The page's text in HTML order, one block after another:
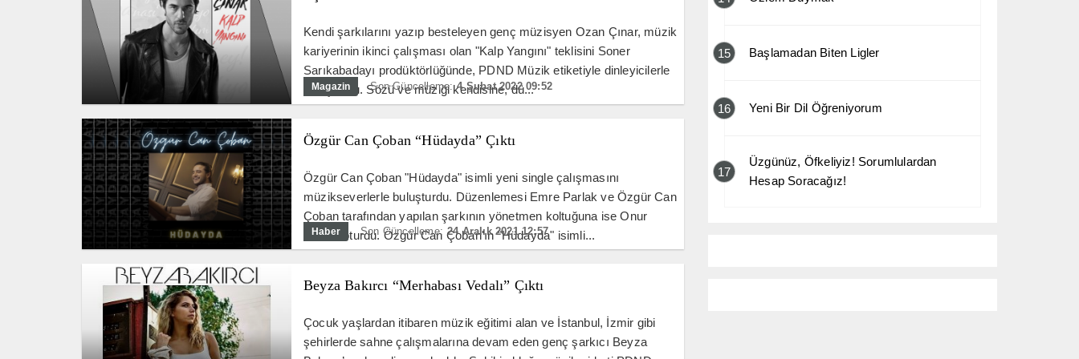
Kendi şarkılarını yazıp besteleyen genç müzisyen Ozan Çınar, müzik
kariyerinin ikinci çalışması olan "Kalp Yangını" teklisini Soner
Sarıkabadayı prodüktörlüğünde, PDND Müzik etiketiyle dinleyicilerle
buluşturdu. Sözü ve müziği kendisine, dü...
Magazin Son Güncelleme: 4 Şubat 2022 09:52
Özgür Can Çoban “Hüdayda” Çıktı
Özgür Can Çoban "Hüdayda" isimli yeni single çalışmasını
müzikseverlerle buluşturdu. Düzenlemesi Emre Parlak ve Özgür Can
Çoban tarafından yapılan şarkının yönetmen koltuğuna ise Onur
Özcan oturdu. Özgür Can Çoban'ın "Hüdayda" isimli...
Haber Son Güncelleme: 24 Aralık 2021 12:57
Beyza Bakırcı “Merhabası Vedalı” Çıktı
Çocuk yaşlardan itibaren müzik eğitimi alan ve İstanbul, İzmir gibi
şehirlerde sahne çalışmalarına devam eden genç şarkıcı Beyza
15 Başlamadan Biten Ligler
16 Yeni Bir Dil Öğreniyorum
17
Üzgünüz, Öfkeliyiz! Sorumlulardan
Hesap Soracağız!